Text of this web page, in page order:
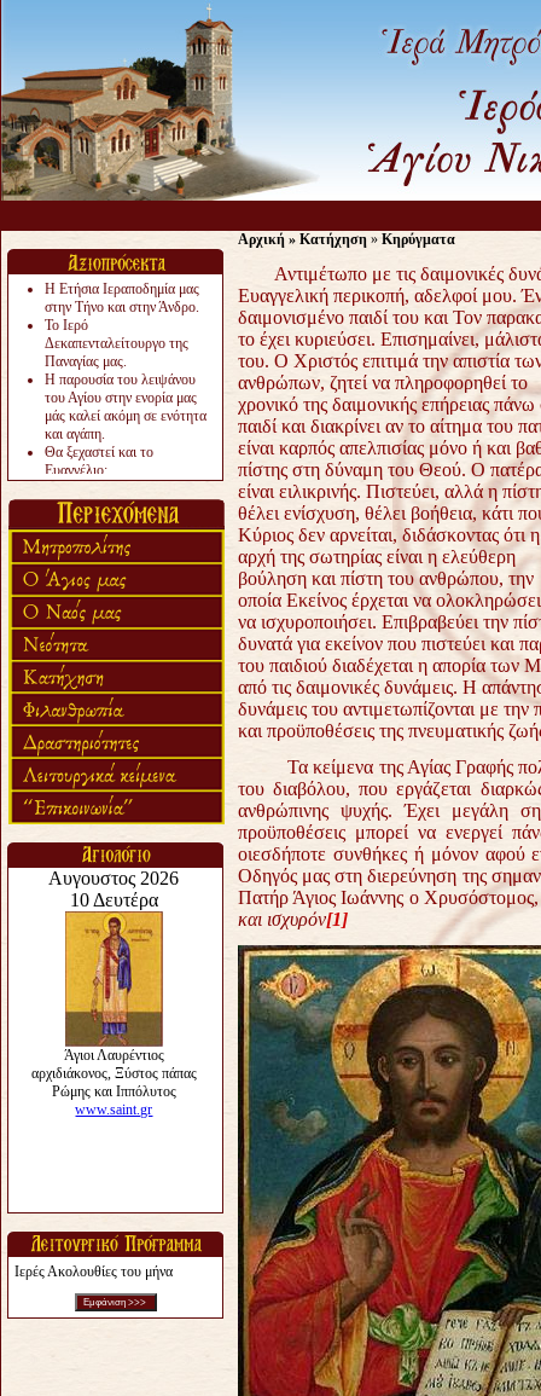
Η Ετήσια Ιεραποδημία μας
στην Τήνο και στην Άνδρο.
Το Ιερό
Δεκαπενταλείτουργο της
Παναγίας μας.
Η παρουσία του λειψάνου
του Αγίου στην ενορία μας
μάς καλεί ακόμη σε ενότητα
και αγάπη.
Θα ξεχαστεί και το
Ευαγγέλιο;
«πολύ αργά».
Ζητείται....
Ιερές Ακολουθίες του μήνα
Αρχική » Κατήχηση » Κηρύγματα
Αντιμέτωπο με τις δαιμονικές
Ευαγγελική περικοπή, αδελφοί μου.
δαιμονισμένο παιδί του και Τον
το έχει κυριεύσει. Επισημαίνει,
του. Ο Χριστός επιτιμά την απιστία
ανθρώπων, ζητεί να πληροφορηθεί το
χρονικό της δαιμονικής επήρειας πάνω
παιδί και διακρίνει αν το αίτημα του
είναι καρπός απελπισίας μόνο ή και
πίστης στη δύναμη του Θεού. Ο
είναι ειλικρινής. Πιστεύει, αλλά η
θέλει ενίσχυση, θέλει βοήθεια, κάτι
Κύριος δεν αρνείται, διδάσκοντας ότι η
αρχή της σωτηρίας είναι η ελεύθερη
βούληση και πίστη του ανθρώπου, την
οποία Εκείνος έρχεται να
να ισχυροποιήσει. Επιβραβεύει την
δυνατά για εκείνον που πιστεύει και
του παιδιού διαδέχεται η απορία των
από τις δαιμονικές δυνάμεις. Η
δυνάμεις του αντιμετωπίζονται με
και προϋποθέσεις της πνευματικής
Τα κείμενα της Αγίας Γραφής
του διαβόλου, που εργάζεται
ανθρώπινης ψυχής. Έχει μεγάλη
προϋποθέσεις μπορεί να ενεργεί
οιεσδήποτε συνθήκες ή μόνον αφού
Οδηγός μας στη διερεύνηση της
Πατήρ Άγιος Ιωάννης ο Χρυσόστομος,
και ισχυρόν[1]